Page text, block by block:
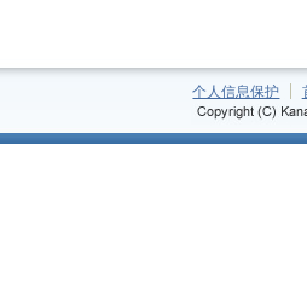
个人信息保护